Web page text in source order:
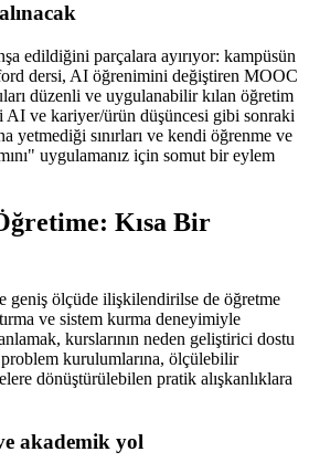
edildiğini parçalara ayırıyor: kampüsün
dersi, AI öğrenimini değiştiren MOOC
düzenli ve uygulanabilir kılan öğretim
AI ve kariyer/ürün düşüncesi gibi sonraki
yetmediği sınırları ve kendi öğrenme ve
uygulamanız için somut bir eylem
Kısa Bir
ölçüde ilişkilendirilse de öğretme
ve sistem kurma deneyimiyle
kurslarının neden geliştirici dostu
kurulumlarına, ölçülebilir
dönüştürülebilen pratik alışkanlıklara
akademik yol